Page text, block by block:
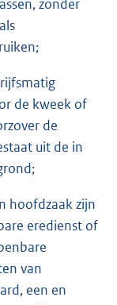
zonder
de kweek of
de
uit de in
hoofdzaak zijn
eredienst of
van
een en